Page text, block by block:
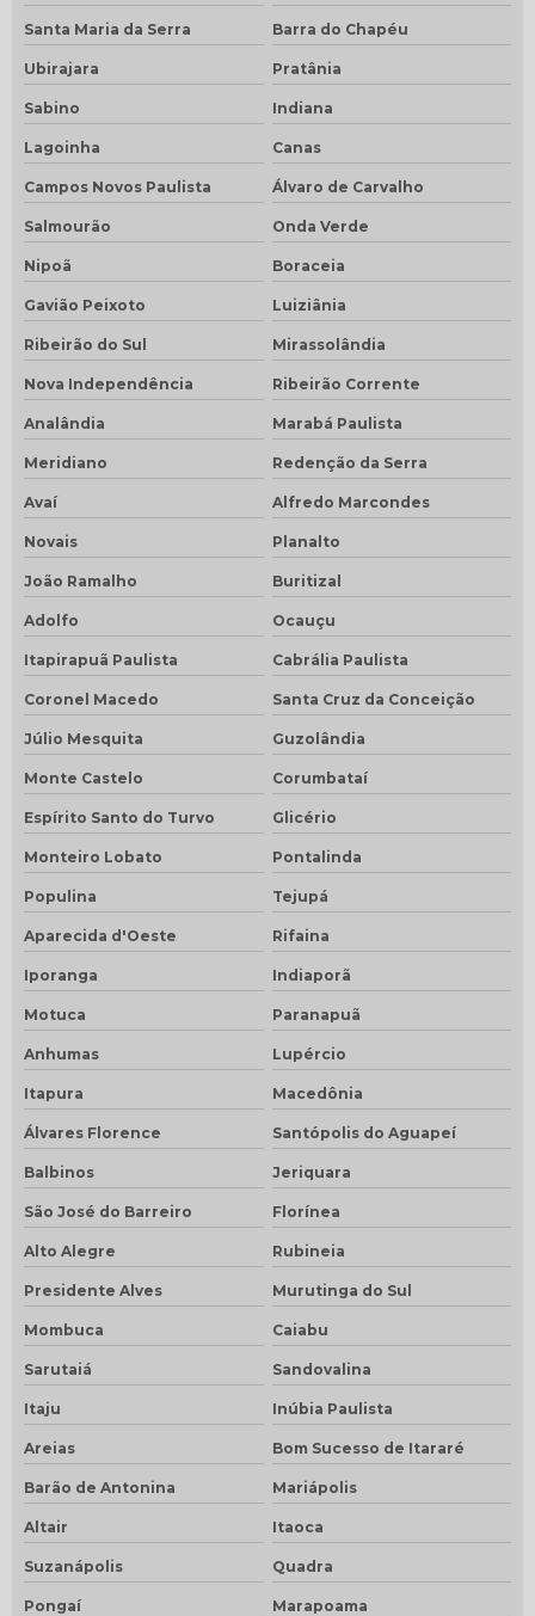
Santa Maria da Serra Barra do Chapéu
Ubirajara Pratânia
Sabino Indiana
Lagoinha Canas
Campos Novos Paulista Álvaro de Carvalho
Salmourão Onda Verde
Nipoã Boraceia
Gavião Peixoto Luiziânia
Ribeirão do Sul Mirassolândia
Nova Independência Ribeirão Corrente
Analândia Marabá Paulista
Meridiano Redenção da Serra
Avaí Alfredo Marcondes
Novais Planalto
João Ramalho Buritizal
Adolfo Ocauçu
Itapirapuã Paulista Cabrália Paulista
Coronel Macedo Santa Cruz da Conceição
Júlio Mesquita Guzolândia
Monte Castelo Corumbataí
Espírito Santo do Turvo Glicério
Monteiro Lobato Pontalinda
Populina Tejupá
Aparecida d'Oeste Rifaina
Iporanga Indiaporã
Motuca Paranapuã
Anhumas Lupércio
Itapura Macedônia
Álvares Florence Santópolis do Aguapeí
Balbinos Jeriquara
São José do Barreiro Florínea
Alto Alegre Rubineia
Presidente Alves Murutinga do Sul
Mombuca Caiabu
Sarutaiá Sandovalina
Itaju Inúbia Paulista
Areias Bom Sucesso de Itararé
Barão de Antonina Mariápolis
Altair Itaoca
Suzanápolis Quadra
Pongaí Marapoama